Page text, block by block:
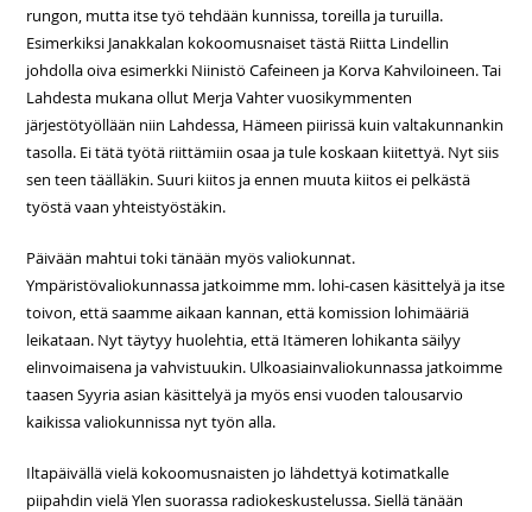
rungon, mutta itse työ tehdään kunnissa, toreilla ja turuilla.
Esimerkiksi Janakkalan kokoomusnaiset tästä Riitta Lindellin
johdolla oiva esimerkki Niinistö Cafeineen ja Korva Kahviloineen. Tai
Lahdesta mukana ollut Merja Vahter vuosikymmenten
järjestötyöllään niin Lahdessa, Hämeen piirissä kuin valtakunnankin
tasolla. Ei tätä työtä riittämiin osaa ja tule koskaan kiitettyä. Nyt siis
sen teen täälläkin. Suuri kiitos ja ennen muuta kiitos ei pelkästä
työstä vaan yhteistyöstäkin.
Päivään mahtui toki tänään myös valiokunnat.
Ympäristövaliokunnassa jatkoimme mm. lohi-casen käsittelyä ja itse
toivon, että saamme aikaan kannan, että komission lohimääriä
leikataan. Nyt täytyy huolehtia, että Itämeren lohikanta säilyy
elinvoimaisena ja vahvistuukin. Ulkoasiainvaliokunnassa jatkoimme
taasen Syyria asian käsittelyä ja myös ensi vuoden talousarvio
kaikissa valiokunnissa nyt työn alla.
Iltapäivällä vielä kokoomusnaisten jo lähdettyä kotimatkalle
piipahdin vielä Ylen suorassa radiokeskustelussa. Siellä tänään